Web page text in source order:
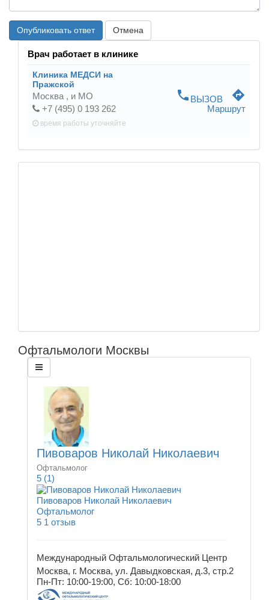
Опубликовать ответ Отмена
Врач работает в клинике
Клиника МЕДСИ на
Пражской
Москва , и МО
+7 (495) 0 193 262
время работы уточняйте
phone ВЫЗОВ directions
Маршрут
Офтальмологи Москвы
Пивоваров Николай Николаевич
Офтальмолог
5 (1)
Пивоваров Николай Николаевич
Офтальмолог
5 1 отзыв
Международный Офтальмологический Центр
Москва, г. Москва, ул. Давыдковская, д.3, стр.2
Пн-Пт: 10:00-19:00, Сб: 10:00-18:00